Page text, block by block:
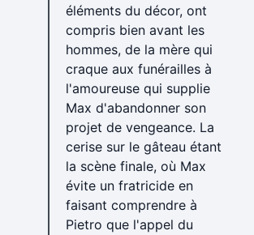
éléments du décor, ont
compris bien avant les
hommes, de la mère qui
craque aux funérailles à
l'amoureuse qui supplie
Max d'abandonner son
projet de vengeance. La
cerise sur le gâteau étant
la scène finale, où Max
évite un fratricide en
faisant comprendre à
Pietro que l'appel du